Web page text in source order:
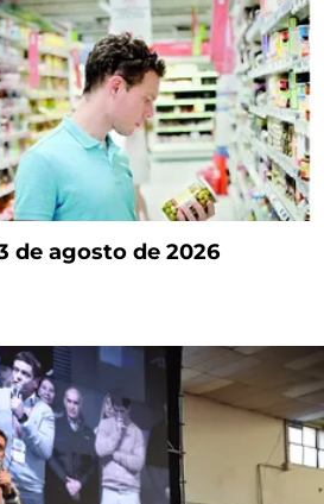
de agosto de 2026